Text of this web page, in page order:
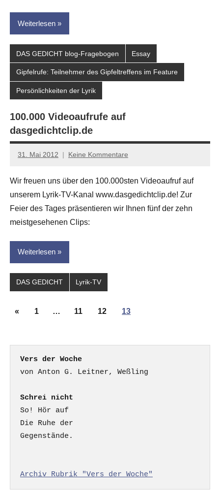
Weiterlesen
DAS GEDICHT blog-Fragebogen Essay
Gipfelrufe: Teilnehmer des Gipfeltreffens im Feature
Persönlichkeiten der Lyrik
100.000 Videoaufrufe auf
dasgedichtclip.de
31. Mai 2012
Anton
Leitner
Keine Kommentare
Wir freuen uns über den 100.000sten Videoaufruf auf
unserem Lyrik-TV-Kanal www.dasgedichtclip.de! Zur
Feier des Tages präsentieren wir Ihnen fünf der zehn
meistgesehenen Clips:
Weiterlesen
DAS GEDICHT Lyrik-TV
Seitennummerierung
«Vorherige
1 … 11 12 13
Vers der Woche
Schrei nicht
So! Hör auf
Die Ruhe der
Gegenstände.
Archiv Rubrik "Vers der Woche"